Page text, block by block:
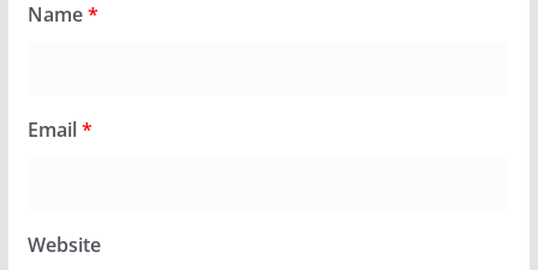
Name*
Email*
Website